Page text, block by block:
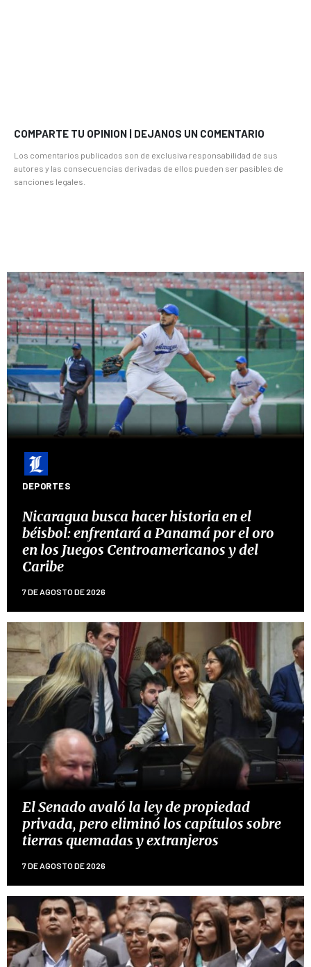
COMPARTE TU OPINION | DEJANOS UN COMENTARIO
Los comentarios publicados son de exclusiva responsabilidad de sus
autores y las consecuencias derivadas de ellos pueden ser pasibles de
sanciones legales.
DEPORTES
Nicaragua busca hacer historia en el
béisbol: enfrentará a Panamá por el oro
en los Juegos Centroamericanos y del
Caribe
7 DE AGOSTO DE 2026
El Senado avaló la ley de propiedad
privada, pero eliminó los capítulos sobre
tierras quemadas y extranjeros
7 DE AGOSTO DE 2026